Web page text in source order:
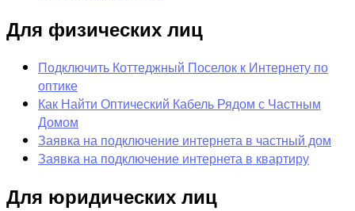
Для физических лиц
Подключить Коттеджный Поселок к Интернету по
оптике
Как Найти Оптический Кабель Рядом с Частным
Домом
Заявка на подключение интернета в частный дом
Заявка на подключение интернета в квартиру
Для юридических лиц